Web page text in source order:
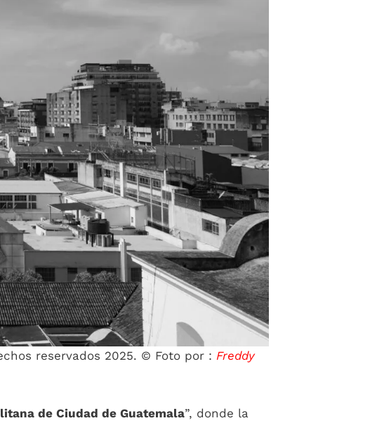
reservados 2025. © Foto por : Freddy
de Ciudad de Guatemala”, donde la